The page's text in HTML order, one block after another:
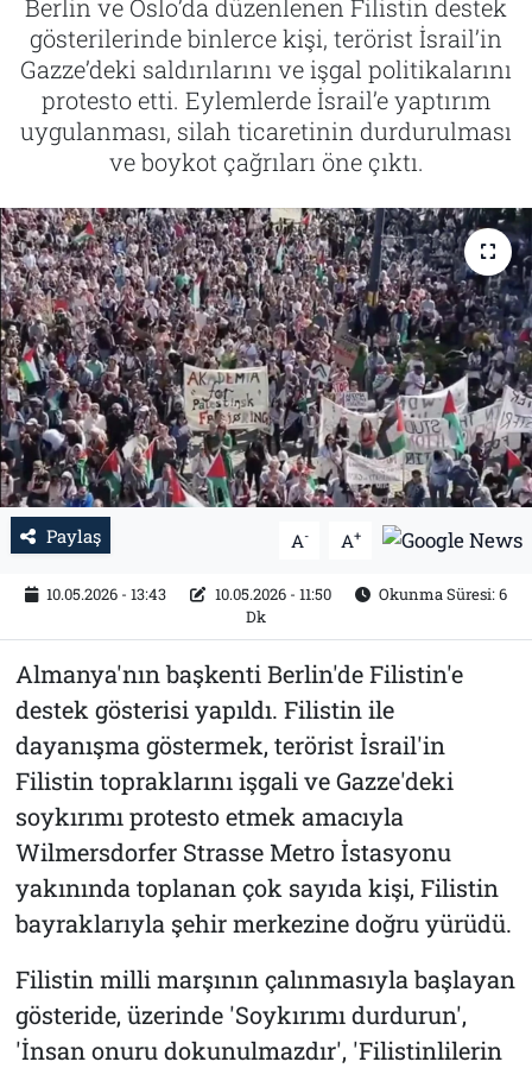
Berlin ve Oslo’da düzenlenen Filistin destek
gösterilerinde binlerce kişi, terörist İsrail’in
Gazze’deki saldırılarını ve işgal politikalarını
protesto etti. Eylemlerde İsrail’e yaptırım
uygulanması, silah ticaretinin durdurulması
ve boykot çağrıları öne çıktı.
Paylaş A- A+
10.05.2026 - 13:43 10.05.2026 - 11:50
Okunma Süresi: 6
Dk
Almanya'nın başkenti Berlin'de Filistin'e
destek gösterisi yapıldı. Filistin ile
dayanışma göstermek, terörist İsrail'in
Filistin topraklarını işgali ve Gazze'deki
soykırımı protesto etmek amacıyla
Wilmersdorfer Strasse Metro İstasyonu
yakınında toplanan çok sayıda kişi, Filistin
bayraklarıyla şehir merkezine doğru yürüdü.
Filistin milli marşının çalınmasıyla başlayan
gösteride, üzerinde 'Soykırımı durdurun',
'İnsan onuru dokunulmazdır', 'Filistinlilerin
Tarih
İletişim
Künye